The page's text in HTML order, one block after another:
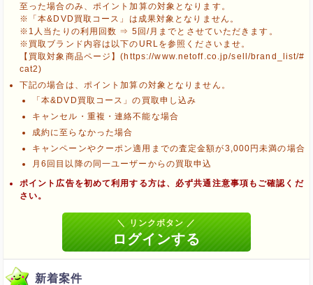
至った場合のみ、ポイント加算の対象となります。
※「本&DVD買取コース」は成果対象となりません。
※1人当たりの利用回数 ⇒ 5回/月までとさせていただきます。
※買取ブランド内容は以下のURLを参照くださいませ。
【買取対象商品ページ】(https://www.netoff.co.jp/sell/brand_list/#
cat2)
下記の場合は、ポイント加算の対象となりません。
「本&DVD買取コース」の買取申し込み
キャンセル・重複・連絡不能な場合
成約に至らなかった場合
キャンペーンやクーポン適用までの査定金額が3,000円未満の場合
月6回目以降の同一ユーザーからの買取申込
ポイント広告を初めて利用する方は、必ず共通注意事項もご確認くだ
さい。
ブラウザのクッキー情報を削除する
ブラウザのアプリ、ウィンドウ、タブを閉じる
他のサイトにアクセスする
ブラウザのクッキー情報を全て削除してブラウザを再起動
新着案件